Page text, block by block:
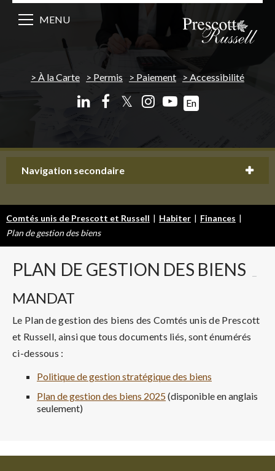
À la Carte Permis Paiement Accessibilité
𝕏 En
MENU
Navigation secondaire
Comtés unis de Prescott et Russell | Habiter | Finances |
Plan de gestion des biens
PLAN DE GESTION DES BIENS
MANDAT
Le Plan de gestion des biens des Comtés unis de Prescott
et Russell, ainsi que tous documents liés, sont énumérés
ci-dessous :
Politique de gestion stratégique des biens
Plan de gestion des biens 2025(disponible en anglais
seulement)